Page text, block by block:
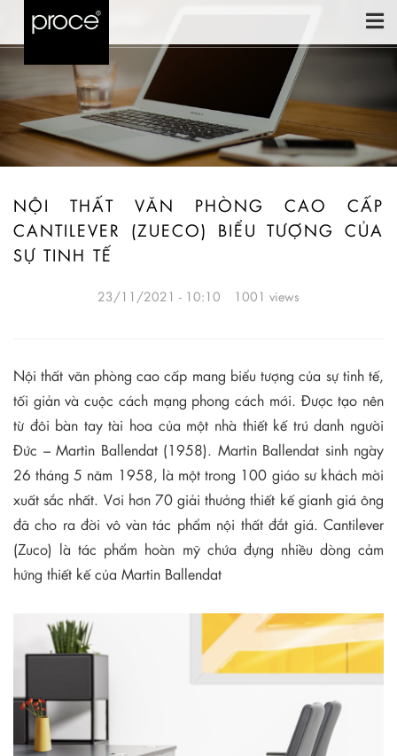
NỘI THẤT VĂN PHÒNG CAO CẤP
CANTILEVER (ZUECO) BIỂU TƯỢNG CỦA
SỰ TINH TẾ
23/11/2021 - 10:10 1001 views
Nội thất văn phòng cao cấp mang biểu tượng của sự tinh tế,
tối giản và cuộc cách mạng phong cách mới. Được tạo nên
từ đôi bàn tay tài hoa của một nhà thiết kế trú danh người
Đức – Martin Ballendat (1958). Martin Ballendat sinh ngày
26 tháng 5 năm 1958, là một trong 100 giáo sư khách mời
xuất sắc nhất. Vơi hơn 70 giải thưởng thiết kế gianh giá ông
đã cho ra đời vô vàn tác phẩm nội thất đắt giá. Cantilever
(Zuco) là tác phẩm hoàn mỹ chứa đựng nhiều dòng cảm
hứng thiết kế của Martin Ballendat